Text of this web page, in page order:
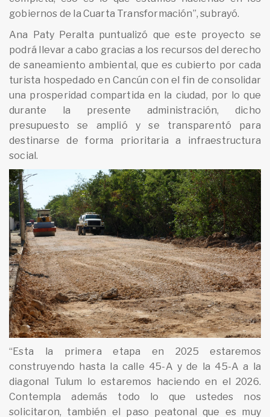
gobiernos de la Cuarta Transformación”, subrayó.
Ana Paty Peralta puntualizó que este proyecto se
podrá llevar a cabo gracias a los recursos del derecho
de saneamiento ambiental, que es cubierto por cada
turista hospedado en Cancún con el fin de consolidar
una prosperidad compartida en la ciudad, por lo que
durante la presente administración, dicho
presupuesto se amplió y se transparentó para
destinarse de forma prioritaria a infraestructura
social.
“Esta la primera etapa en 2025 estaremos
construyendo hasta la calle 45-A y de la 45-A a la
diagonal Tulum lo estaremos haciendo en el 2026.
Contempla además todo lo que ustedes nos
solicitaron, también el paso peatonal que es muy